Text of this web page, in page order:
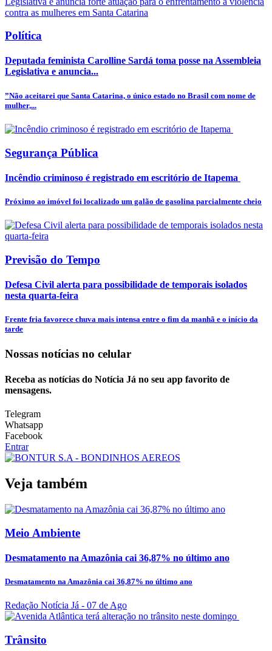
Política
Deputada feminista Carolline Sardá toma posse na Assembleia
Legislativa e anuncia...
”Não aceitarei que Santa Catarina, o único estado no Brasil com nome de
mulher,...
Segurança Pública
Incêndio criminoso é registrado em escritório de Itapema
Próximo ao imóvel foi localizado um galão de gasolina parcialmente cheio
Previsão do Tempo
Defesa Civil alerta para possibilidade de temporais isolados
nesta quarta-feira
Frente fria favorece chuva mais intensa entre o fim da manhã e o início da
tarde
Nossas notícias no celular
Receba as notícias do Notícia Já no seu app favorito de
mensagens.
Telegram
Whatsapp
Facebook
Entrar
Veja também
Meio Ambiente
Desmatamento na Amazônia cai 36,87% no último ano
Desmatamento na Amazônia cai 36,87% no último ano
Redação Notícia Já - 07 de Ago
Trânsito